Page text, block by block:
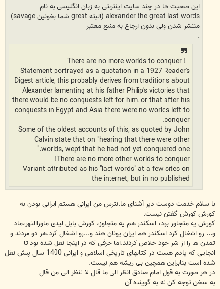
این صحبت ها در چند سایت اینترنتی به زبان انگلیسی به نام
alexander the great last words (البته great شما بخونین savage)
منتشر شدن ولی بدون ارجاع به منبع معتبر
.
! There are no more worlds to conquer
Statement portrayed as a quotation in a 1927 Reader's
Digest article, this probably derives from traditions about
Alexander lamenting at his father Philip's victories that
there would be no conquests left for him, or that after his
conquests in Egypt and Asia there were no worlds left to
conquer.
Some of the oldest accounts of this, as quoted by John
Calvin state that on "hearing that there were other
worlds, wept that he had not yet conquered one."
There are no more other worlds to conquer!
Variant attributed as his "last words" at a few sites on
the internet, but in no published
با سلام خدمت دوست دیر آشنای ما.نترس من ایرانی هستم ایرانی بودن به
کورش کورش گفتن نیست.
کورش یه متجاور بود، اسکندر هم یه متجاوز، کورش بابل لیدی ماوراالنهر،ماد
و... رو اشغال کرد اسکندر هم ایران یونان هند و...رو اشغال کرد.هر دو مردند و
تمدن ها را از شر خود خلاص کردند.اما حرفی که در اینجا نقل شده بود تا
انجایی که یادم هست در کتابهای تاریخی اسلامی و ایرانی 1400 سال پیش نقل
شده است بنابراین همچین بی ریشه هم نیست.
در هر صورت به قول امام صادق انظر الی ما قال لا تنظر الی من قال
به سخن توجه کن نه به گوینده آن